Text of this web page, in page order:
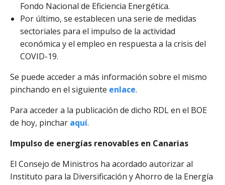
Fondo Nacional de Eficiencia Energética.
Por último, se establecen una serie de medidas
sectoriales para el impulso de la actividad
económica y el empleo en respuesta a la crisis del
COVID-19.
Se puede acceder a más información sobre el mismo
pinchando en el siguiente enlace.
Para acceder a la publicación de dicho RDL en el BOE
de hoy, pinchar aquí.
Impulso de energías renovables en Canarias
El Consejo de Ministros ha acordado autorizar al
Instituto para la Diversificación y Ahorro de la Energía